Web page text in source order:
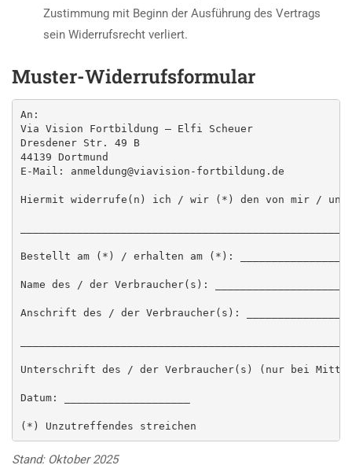
Zustimmung mit Beginn der Ausführung des Vertrags
sein Widerrufsrecht verliert.
Muster-Widerrufsformular
An:
Via Vision Fortbildung – Elfi Scheuer
Dresdener Str. 49 B
44139 Dortmund
E-Mail: anmeldung@viavision-fortbildung.de
Hiermit widerrufe(n) ich / wir (*) den von mir / uns
Bestellt am (*) / erhalten am (*):
Name des / der Verbraucher(s):
Anschrift des / der Verbraucher(s):
Unterschrift des / der Verbraucher(s) (nur bei
Datum: ____________________
Stand: Oktober 2025